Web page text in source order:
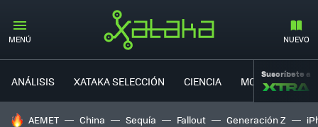
MENÚ NUEVO
ANÁLISIS XATAKA SELECCIÓN CIENCIA MOVILIDAD
Suscríbete a
HOY SE HABLA DE
AEMET China Sequía Fallout Generación Z